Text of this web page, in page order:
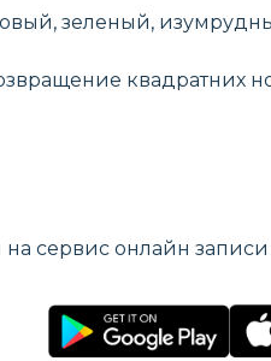
зеленый,
квадратних
сервис онлайн записи